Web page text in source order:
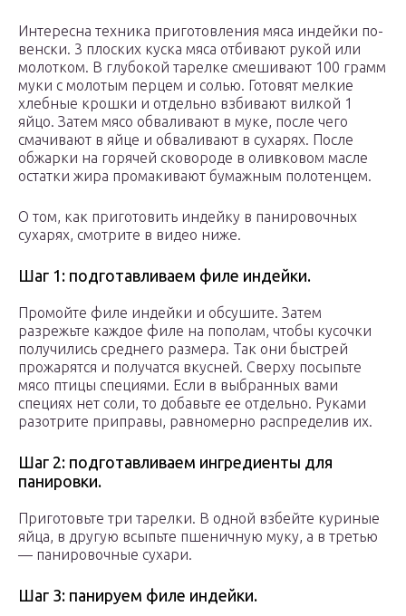
Интересна техника приготовления мяса индейки по-
венски. 3 плоских куска мяса отбивают рукой или
молотком. В глубокой тарелке смешивают 100 грамм
муки с молотым перцем и солью. Готовят мелкие
хлебные крошки и отдельно взбивают вилкой 1
яйцо. Затем мясо обваливают в муке, после чего
смачивают в яйце и обваливают в сухарях. После
обжарки на горячей сковороде в оливковом масле
остатки жира промакивают бумажным полотенцем.
О том, как приготовить индейку в панировочных
сухарях, смотрите в видео ниже.
Шаг 1: подготавливаем филе индейки.
Промойте филе индейки и обсушите. Затем
разрежьте каждое филе на пополам, чтобы кусочки
получились среднего размера. Так они быстрей
прожарятся и получатся вкусней. Сверху посыпьте
мясо птицы специями. Если в выбранных вами
специях нет соли, то добавьте ее отдельно. Руками
разотрите приправы, равномерно распределив их.
Шаг 2: подготавливаем ингредиенты для
панировки.
Приготовьте три тарелки. В одной взбейте куриные
яйца, в другую всыпьте пшеничную муку, а в третью
— панировочные сухари.
Шаг 3: панируем филе индейки.